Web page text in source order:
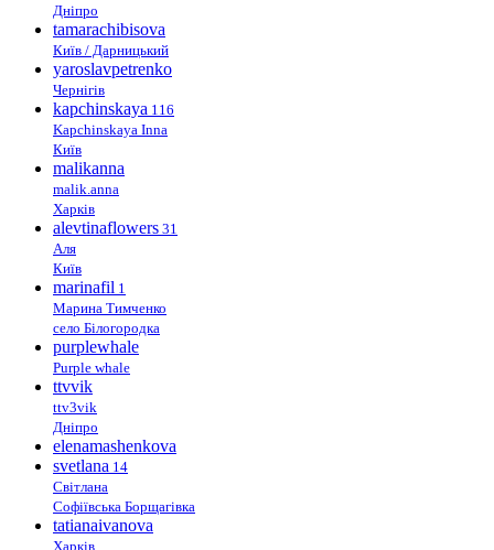
Дніпро
tamarachibisova
Київ / Дарницький
yaroslavpetrenko
Чернігів
kapchinskaya 116
Kapchinskaya Inna
Київ
malikanna
malik.anna
Харків
alevtinaflowers 31
Аля
Київ
marinafil 1
Марина Тимченко
село Білогородка
purplewhale
Purple whale
ttvvik
ttv3vik
Дніпро
elenamashenkova
svetlana 14
Світлана
Софіївська Борщагівка
tatianaivanova
Харків